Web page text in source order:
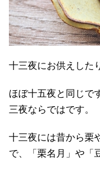
十三夜にお供えした
ほぼ十五夜と同じで
三夜ならではです。
十三夜には昔から栗
で、「栗名月」や「